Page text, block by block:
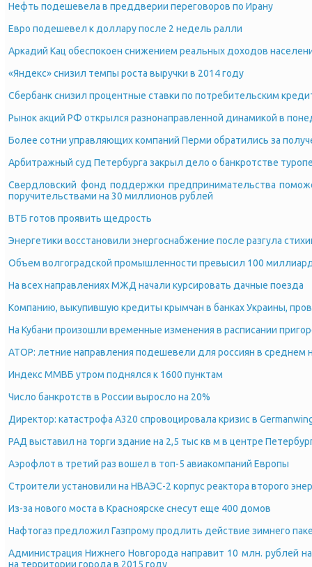
Нефть подешевела в преддверии переговоров по Ирану
Евро подешевел к доллару после 2 недель ралли
Аркадий Кац обеспокоен снижением реальных доходов
«Яндекс» снизил темпы роста выручки в 2014 году
Сбербанк снизил процентные ставки по потребительским
Рынок акций РФ открылся разнонаправленной динамикой в
Более сотни управляющих компаний Перми обратились за
Арбитражный суд Петербурга закрыл дело о банкротстве
Свердловский фонд поддержки предпринимательства
поручительствами на 30 миллионов рублей
ВТБ готов проявить щедрость
Энергетики восстановили энергоснабжение после разгула
Объем волгоградской промышленности превысил 100
На всех направлениях МЖД начали курсировать дачные поезда
Компанию, выкупившую кредиты крымчан в банках Украины,
На Кубани произошли временные изменения в расписании
АТОР: летние направления подешевели для россиян в среднем
Индекс ММВБ утром поднялся к 1600 пунктам
Число банкротств в России выросло на 20%
Директор: катастрофа А320 спровоцировала кризис в
РАД выставил на торги здание на 2,5 тыс кв м в центре
Аэрофлот в третий раз вошел в топ-5 авиакомпаний Европы
Строители установили на НВАЭС-2 корпус реактора второго
Из-за нового моста в Красноярске снесут еще 400 домов
Нафтогаз предложил Газпрому продлить действие зимнего
Администрация Нижнего Новгорода направит 10 млн. рублей
на территории города в 2015 году